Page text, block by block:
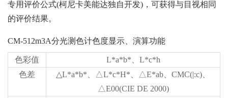
专用评价公式(柯尼卡美能达独自开发)，可获得与目视相同
的评价结果。
CM-512m3A分光测色计色度显示、演算功能
色彩值
L*a*b*、L*c*h
色差
△L*a*b*、△L*c*H*、△E*ab、CMC(|:c)、
△E00(CIE DE 2000)